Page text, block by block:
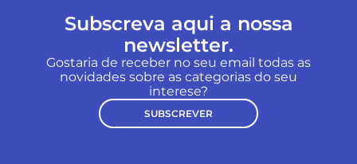
Subscreva aqui a nossa
newsletter.
Gostaria de receber no seu email todas as
novidades sobre as categorias do seu
interese?
SUBSCREVER